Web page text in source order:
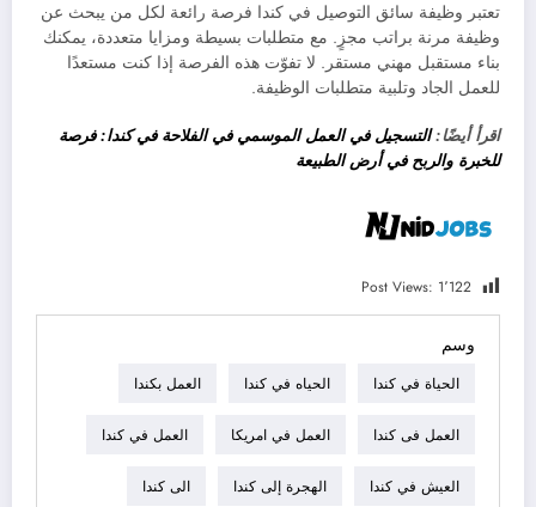
تعتبر وظيفة سائق التوصيل في كندا فرصة رائعة لكل من يبحث عن
وظيفة مرنة براتب مجزٍ. مع متطلبات بسيطة ومزايا متعددة، يمكنك
بناء مستقبل مهني مستقر. لا تفوّت هذه الفرصة إذا كنت مستعدًا
للعمل الجاد وتلبية متطلبات الوظيفة.
اقرأ أيضًا:التسجيل في العمل الموسمي في الفلاحة في كندا: فرصة
للخبرة والربح في أرض الطبيعة
Post Views: 1٬122
وسم
الحياة في كندا الحياه في كندا العمل بكندا
العمل فى كندا العمل في امريكا العمل في كندا
العيش في كندا الهجرة إلى كندا الى كندا